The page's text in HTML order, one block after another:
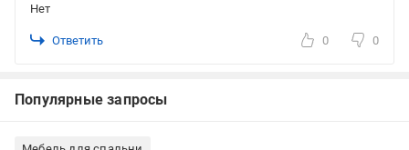
Нет
Ответить 0 0
Популярные запросы